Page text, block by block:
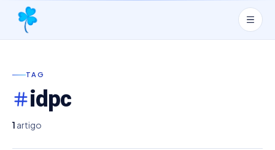
TAG
idpc
1 artigo